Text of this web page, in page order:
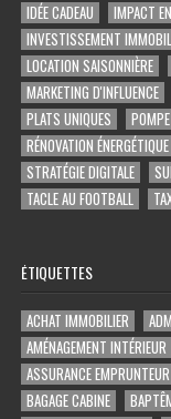
IDÉE CADEAU
IMPACT
INVESTISSEMENT
LOCATION SAISONNIÈRE
MARKETING D'INFLUENCE
PLATS UNIQUES
RÉNOVATION ÉNERGÉTIQUE
STRATÉGIE DIGITALE
TACLE AU FOOTBALL
ÉTIQUETTES
ACHAT IMMOBILIER
AMÉNAGEMENT INTÉRIEUR
ASSURANCE EMPRUNTEUR
BAGAGE CABINE